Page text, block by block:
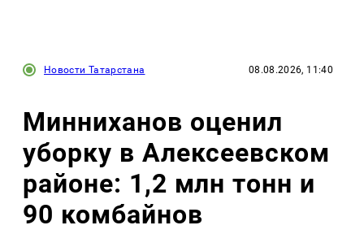
Новости Татарстана 08.08.2026, 11:40
Минниханов оценил
уборку в Алексеевском
районе: 1,2 млн тонн и
90 комбайнов